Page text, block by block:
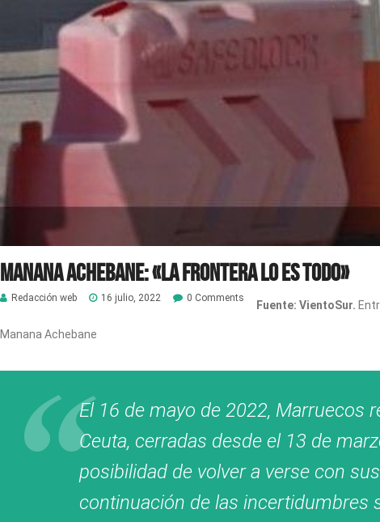
Manana Achebane: «La frontera lo es todo»
Redacción web 16 julio, 2022 0 Comments
Fuente: VientoSur.
Manana Achebane
El 16 de mayo de 2022, Marruecos
Ceuta, cerradas desde el 13 de
posibilidad de volver a verse con
continuación de las incertidumbres